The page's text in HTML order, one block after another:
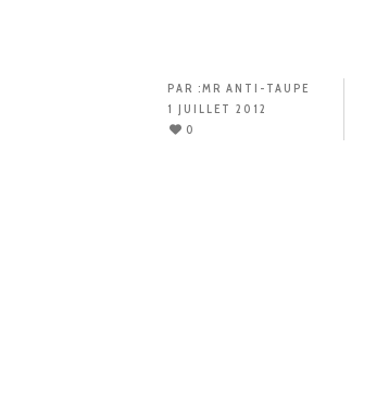
PAR :MR ANTI-TAUPE
1 JUILLET 2012
0